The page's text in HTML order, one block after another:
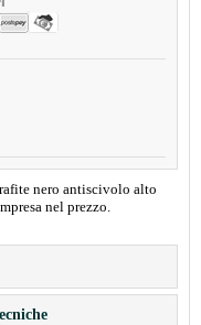
nero antiscivolo alto
nel prezzo.